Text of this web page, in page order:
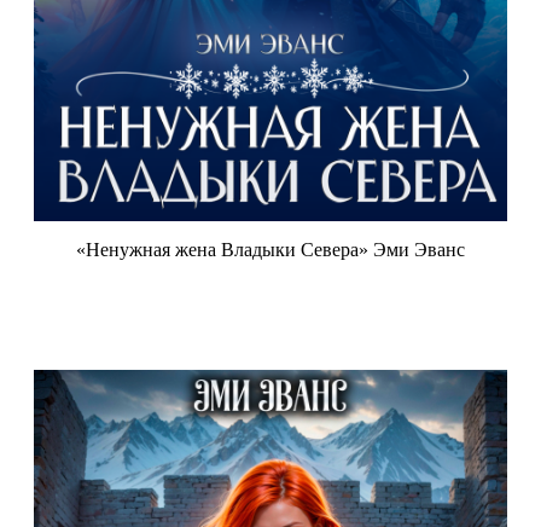
«Ненужная жена Владыки Севера» Эми Эванс